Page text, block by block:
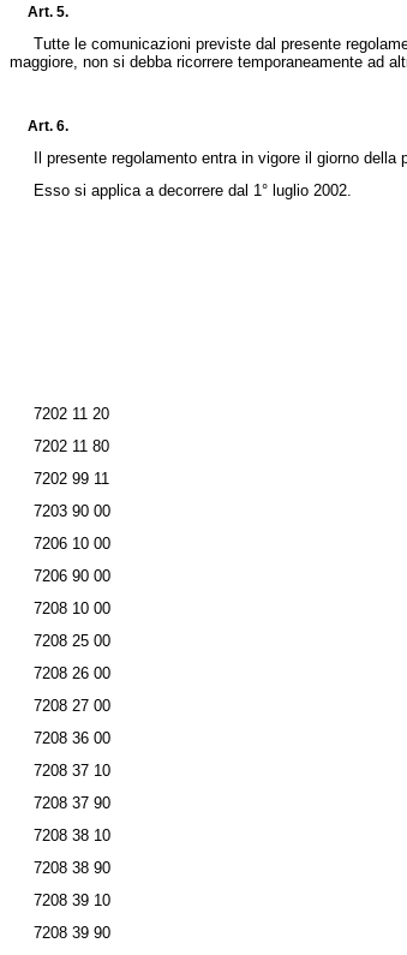
Art. 5.
Tutte le comunicazioni previste dal presente
maggiore, non si debba ricorrere temporaneamente ad
Art. 6.
Il presente regolamento entra in vigore il giorno della
Esso si applica a decorrere dal 1° luglio 2002.
7202 11 20
7202 11 80
7202 99 11
7203 90 00
7206 10 00
7206 90 00
7208 10 00
7208 25 00
7208 26 00
7208 27 00
7208 36 00
7208 37 10
7208 37 90
7208 38 10
7208 38 90
7208 39 10
7208 39 90